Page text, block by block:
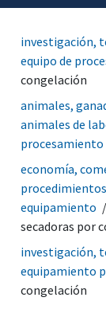
investigación,
equipo de
congelación
animales,
animales de
procesamiento
economía,
equipamiento
secadoras por
investigación,
equipamiento
congelación